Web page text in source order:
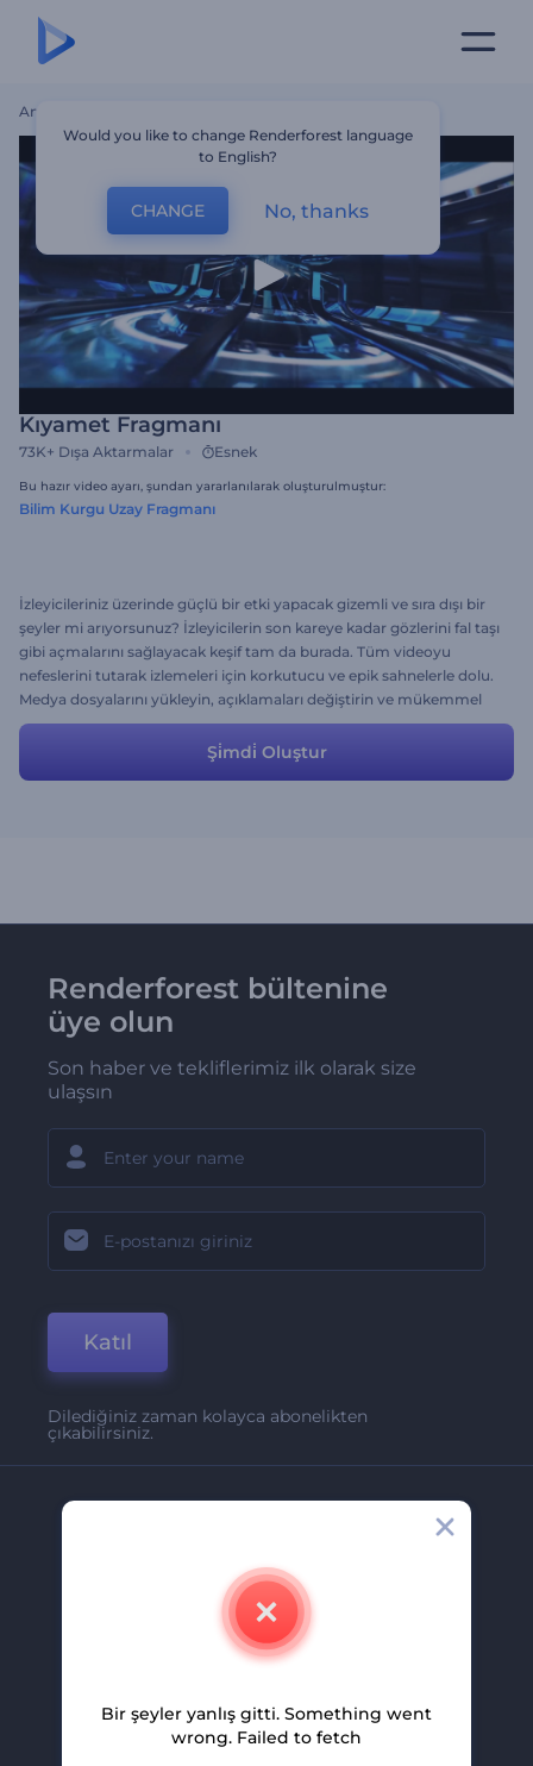
Ana Sayfa
Kıyamet Fragmanı
73K+ Dışa Aktarmalar Esnek
Bu hazır video ayarı, şundan yararlanılarak oluşturulmuştur:
Bilim Kurgu Uzay Fragmanı
İzleyicileriniz üzerinde güçlü bir etki yapacak gizemli ve sıra dışı bir
şeyler mi arıyorsunuz? İzleyicilerin son kareye kadar gözlerini fal taşı
gibi açmalarını sağlayacak keşif tam da burada. Tüm videoyu
nefeslerini tutarak izlemeleri için korkutucu ve epik sahnelerle dolu.
Medya dosyalarını yükleyin, açıklamaları değiştirin ve mükemmel
bir video birkaç dakikada elinizde olsun!
Şi̇mdi̇ Oluştur
Renderforest bültenine
üye olun
Son haber ve tekliflerimiz ilk olarak size
ulaşsın
Katıl
Dilediğiniz zaman kolayca abonelikten
çıkabilirsiniz.
İletişim
Kariyer
Ortaklık Programı
Would you like to change Renderforest language
to English?
CHANGE No, thanks
Bir şeyler yanlış gitti. Something went
wrong. Failed to fetch